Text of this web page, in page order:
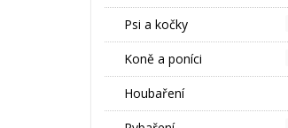
Psi a kočky
Koně a poníci
Houbaření